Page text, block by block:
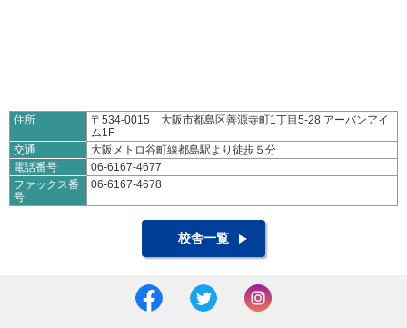
住所
〒534-0015 大阪市都島区善源寺町1丁目5-28 アーバンアイ
ム1F
交通
大阪メトロ谷町線都島駅より徒歩５分
電話番号
06-6167-4677
ファックス番
号
06-6167-4678
校舎一覧